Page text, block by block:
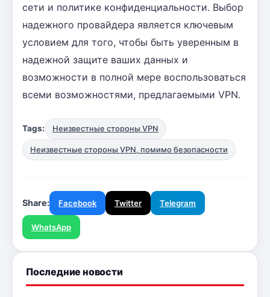
сети и политике конфиденциальности. Выбор
надежного провайдера является ключевым
условием для того, чтобы быть уверенным в
надежной защите ваших данных и
возможности в полной мере воспользоваться
всеми возможностями, предлагаемыми VPN.
Tags: Неизвестные стороны VPN
Неизвестные стороны VPN, помимо безопасности
Share: Facebook Twitter Telegram
WhatsApp
Последние новости